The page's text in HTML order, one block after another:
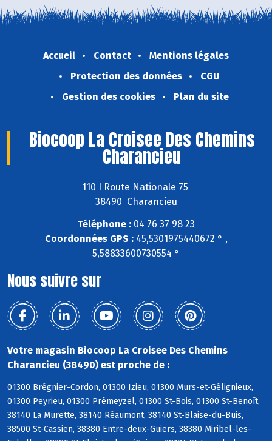
Accueil Contact
Mentions légales
Protection des données
CGU
Gestion des cookies
Plan du site
Biocoop La Croisee Des Chemins
Charancieu
110 I Route Nationale 75
38490 Charancieu
Téléphone : 04 76 37 98 23
Coordonnées GPS :45,5301975440672 ° ,
5,58833600730554 °
Nous suivre sur
Votre magasin Biocoop La Croisee Des Chemins
Charancieu (38490) est proche de :
01300 Brégnier-Cordon, 01300 Izieu, 01300 Murs-et-Gélignieux,
01300 Peyrieu, 01300 Prémeyzel, 01300 St-Bois, 01300 St-Benoît,
38140 La Murette, 38140 Réaumont, 38140 St-Blaise-du-Buis,
38500 St-Cassien, 38380 Entre-deux-Guiers, 38380 Miribel-les-